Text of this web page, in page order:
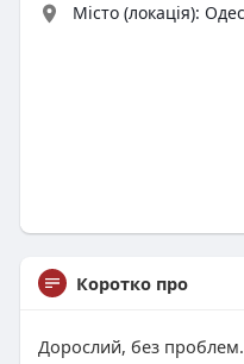
Місто (локація):
Коротко про
Дорослий, без